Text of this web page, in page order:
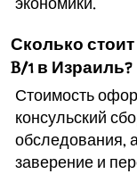
Сколько
B/1 в Израиль?
Стоимость
консульский
обследования,
заверение и